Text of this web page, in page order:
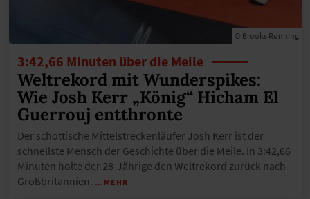
© Brooks Running
3:42,66 Minuten über die Meile
Weltrekord mit Wunderspikes:
Wie Josh Kerr „König“ Hicham El
Guerrouj entthronte
Der schottische Mittelstreckenläufer Josh Kerr ist der
schnellste Mensch der Geschichte über die Meile. In 3:42,66
Minuten holte der 28-Jährige den Weltrekord zurück nach
Großbritannien. …MEHR